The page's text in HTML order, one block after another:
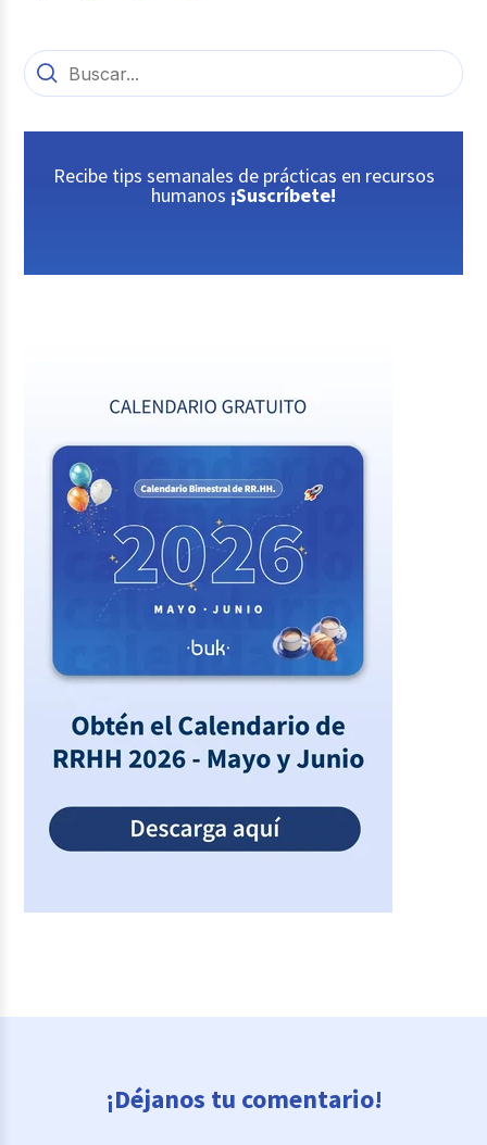
Recibe tips semanales de prácticas en recursos
humanos ¡Suscríbete!
¡Déjanos tu comentario!